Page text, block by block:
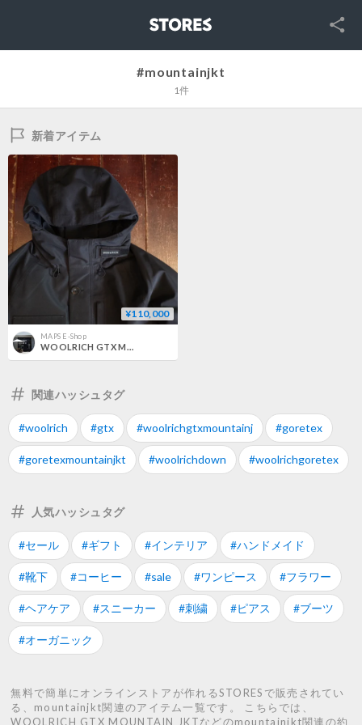
SNS
#mountainjkt
1件
新着アイテム
¥110,000
MAPS E-Shop
WOOLRICH GTX MOUNTAIN JKT
関連ハッシュタグ
#woolrich #gtx #woolrichgtxmountainj #goretex
#goretexmountainjkt #woolrichdown #woolrichgoretex
人気ハッシュタグ
#セール #ギフト #インテリア #ハンドメイド
#靴下 #コーヒー #sale #ワンピース #フラワー
#ヘアケア #スニーカー #刺繍 #ピアス #ブーツ
#オーガニック
無料で簡単にオンラインストアが作れるSTORESで販売されてい
る、mountainjkt関連のアイテム一覧です。 こちらでは、
WOOLRICH GTX MOUNTAIN JKTなどのmountainjkt関連の約